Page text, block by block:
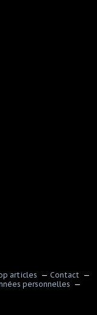
articles
Contact
personnelles